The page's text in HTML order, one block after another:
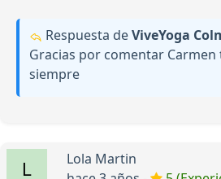
Respuesta deViveYoga
Gracias por comentar
siempre
Lola Martin